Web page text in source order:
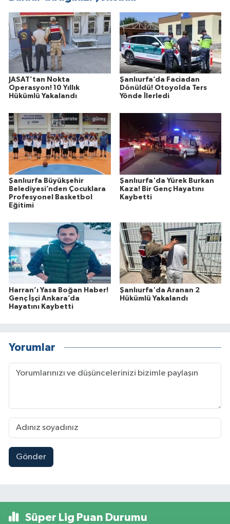
JASAT’tan Nokta
Operasyon! 10 Yıllık
Hükümlü Yakalandı
Şanlıurfa’da Faciadan
Dönüldü! Otoyolda Ters
Yönde İlerledi
Şanlıurfa Büyükşehir
Belediyesi’nden Çocuklara
Profesyonel Basketbol
Eğitimi
Şanlıurfa'da Yürek Burkan
Kaza! Bir Genç Hayatını
Kaybetti
Harran’ı Yasa Boğan Haber!
Genç İşçi Ankara’da
Hayatını Kaybetti
Şanlıurfa'da Aranan 2
Hükümlü Yakalandı
Yorumlar
Gönder
Süper Lig Puan Durumu